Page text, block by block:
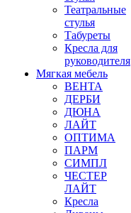
Театральные
стулья
Табуреты
Кресла для
руководителя
Мягкая мебель
ВЕНТА
ДЕРБИ
ДЮНА
ЛАЙТ
ОПТИМА
ПАРМ
СИМПЛ
ЧЕСТЕР
ЛАЙТ
Кресла